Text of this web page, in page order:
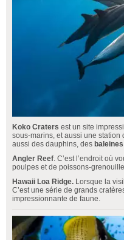
Koko Craters est un site
sous-marins, et aussi une station
aussi des dauphins, des
Angler Reef. C’est l’endroit où
poulpes et de poissons-
Hawaii Loa Ridge. Lorsque la
C’est une série de grands
impressionnante de faune.